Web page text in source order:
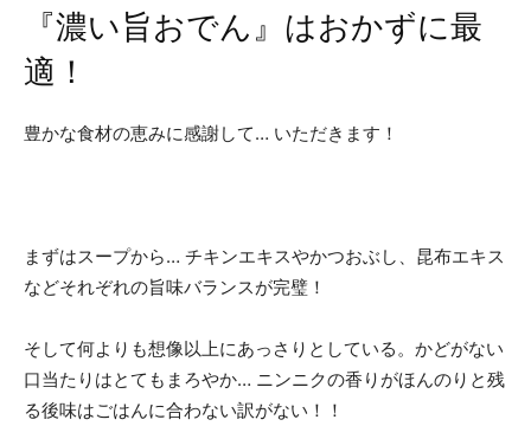
『濃い旨おでん』はおかずに最
適！
豊かな食材の恵みに感謝して… いただきます！
まずはスープから… チキンエキスやかつおぶし、昆布エキス
などそれぞれの旨味バランスが完璧！
そして何よりも想像以上にあっさりとしている。かどがない
口当たりはとてもまろやか… ニンニクの香りがほんのりと残
る後味はごはんに合わない訳がない！！